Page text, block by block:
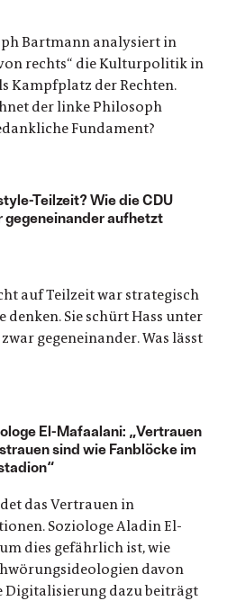
Bartmann analysiert in
rechts“ die Kulturpolitik in
Kampfplatz der Rechten.
der linke Philosoph
Fundament?
Teilzeit? Wie die CDU
gegeneinander aufhetzt
auf Teilzeit war strategisch
denken. Sie schürt Hass unter
gegeneinander. Was lässt
El-Mafaalani: „Vertrauen
sind wie Fanblöcke im
das Vertrauen in
Soziologe Aladin El-
dies gefährlich ist, wie
davon
Digitalisierung dazu beiträgt